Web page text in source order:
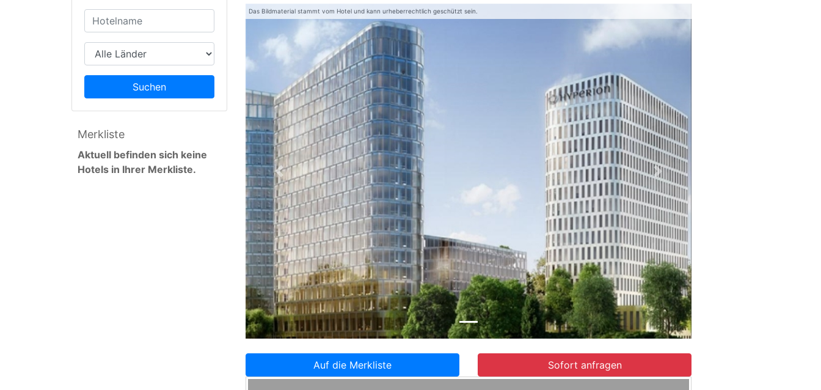
Suchen
Merkliste
Aktuell befinden sich keine
Hotels in Ihrer Merkliste.
Das Bildmaterial stammt vom Hotel und kann urheberrechtlich geschützt sein.
Zurück Weiter
Auf die Merkliste Sofort anfragen